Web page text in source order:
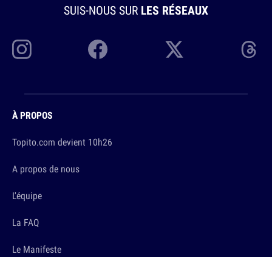
SUIS-NOUS SUR LES RÉSEAUX
À PROPOS
Topito.com devient 10h26
A propos de nous
L'équipe
La FAQ
Le Manifeste